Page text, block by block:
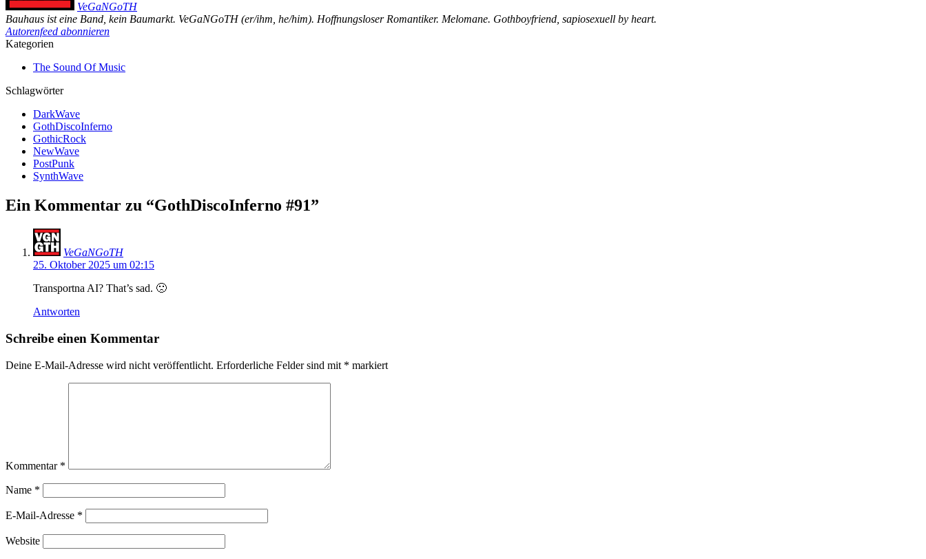
VeGaNGoTH
Bauhaus ist eine Band, kein Baumarkt. VeGaNGoTH (er/ihm, he/him). Hoffnungsloser Romantiker. Melomane. Gothboyfriend, sapiosexuell by heart.
Autorenfeed abonnieren
Kategorien
The Sound Of Music
Schlagwörter
DarkWave
GothDiscoInferno
GothicRock
NewWave
PostPunk
SynthWave
Ein Kommentar zu “GothDiscoInferno #91”
VeGaNGoTH
25. Oktober 2025 um 02:15
Transportna AI? That’s sad. 🙁
Antworten
Schreibe einen Kommentar
Deine E-Mail-Adresse wird nicht veröffentlicht. Erforderliche Felder sind mit * markiert
Kommentar *
Name *
E-Mail-Adresse *
Website